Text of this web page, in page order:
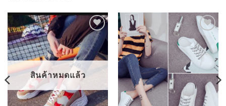
ADD TO
WISHLIST
สินค้าหมดแล้ว
ADD TO
WISHLIST